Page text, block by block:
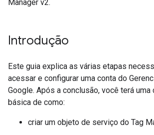
Manager v2.
Introdução
Este guia explica as várias etapas
acessar e configurar uma conta do
Google. Após a conclusão, você terá
básica de como:
criar um objeto de serviço do Tag